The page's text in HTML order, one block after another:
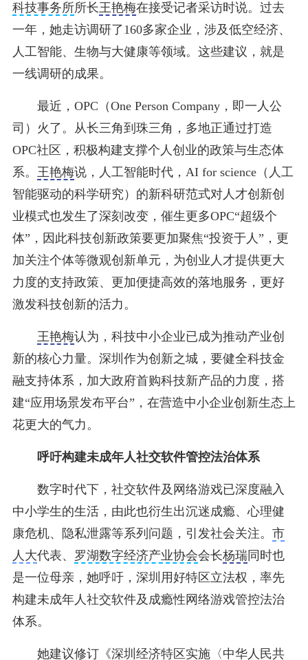
科技事务所所长王艳梅在接受记者采访时说。过去
一年，她走访调研了160多家企业，涉及低空经济、
人工智能、生物与大健康等领域。这些建议，就是
一线调研的成果。
最近，OPC（One Person Company，即一人公
司）火了。从长三角到珠三角，多地正通过打造
OPC社区，积极构建支撑个人创业的政策与生态体
系。 王艳梅说，人工智能时代，AI for science（人工
智能驱动的科学研究）的新科研范式对人才创新创
业模式也发生了深刻改变，催生更多OPC“超级个
体”，因此科技创新政策要更加聚焦“投资于人”，更
加关注个体等微观创新单元，为创业人才提供更大
力度的支持政策、更加便捷高效的落地服务，更好
激发科技创新的活力。
王艳梅认为，科技中小企业已成为推动产业创
新的核心力量。深圳作为创新之城，要健全科技金
融支持体系，加大政府首购科技新产品的力度，搭
建“应用场景发布平台”，在营造中小企业创新生态上
花更大的气力。
呼吁构建未成年人社交软件管控法治体系
数字时代下，社交软件及网络游戏已深度融入
中小学生的生活，由此也衍生出沉迷成瘾、心理健
康危机、隐私泄露等系列问题，引发社会关注。 市
人大代表、 罗湖数字经济产业协会会长杨瑞同时也
是一位母亲，她呼吁，深圳用好特区立法权，率先
构建未成年人社交软件及成瘾性网络游戏管控法治
体系。
她建议修订《深圳经济特区实施〈中华人民共